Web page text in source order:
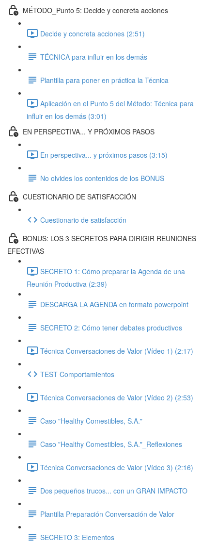
MÉTODO_Punto 5: Decide y concreta acciones
Decide y concreta acciones (2:51)
TÉCNICA para influir en los demás
Plantilla para poner en práctica la Técnica
Aplicación en el Punto 5 del Método: Técnica para
influir en los demás (3:01)
EN PERSPECTIVA... Y PRÓXIMOS PASOS
En perspectiva... y próximos pasos (3:15)
No olvides los contenidos de los BONUS
CUESTIONARIO DE SATISFACCIÓN
Cuestionario de satisfacción
BONUS: LOS 3 SECRETOS PARA DIRIGIR REUNIONES
EFECTIVAS
SECRETO 1: Cómo preparar la Agenda de una
Reunión Productiva (2:39)
DESCARGA LA AGENDA en formato powerpoint
SECRETO 2: Cómo tener debates productivos
Técnica Conversaciones de Valor (Vídeo 1) (2:17)
TEST Comportamientos
Técnica Conversaciones de Valor (Vídeo 2) (2:53)
Caso "Healthy Comestibles, S.A."
Caso "Healthy Comestibles, S.A."_Reflexiones
Técnica Conversaciones de Valor (Vídeo 3) (2:16)
Dos pequeños trucos... con un GRAN IMPACTO
Plantilla Preparación Conversación de Valor
SECRETO 3: Elementos